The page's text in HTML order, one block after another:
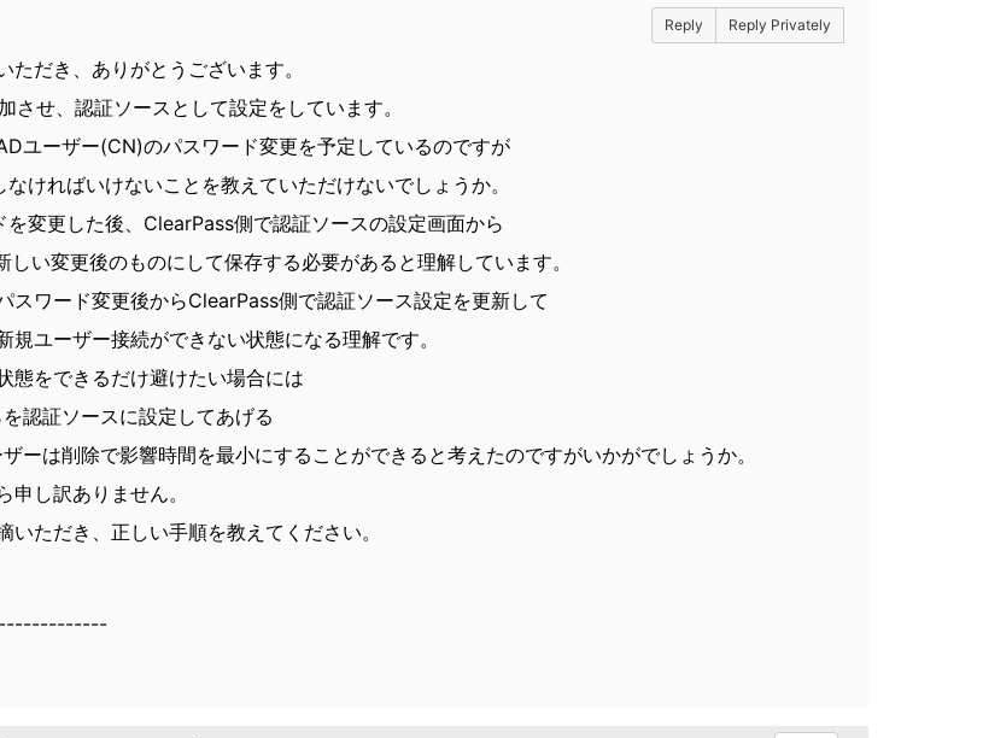
Reply Reply Privately
だき、ありがとうございます。
させ、認証ソースとして設定をしています。
ユーザー(CN)のパスワード変更を予定しているのですが
ければいけないことを教えていただけないでしょうか。
変更した後、ClearPass側で認証ソースの設定画面から
い変更後のものにして保存する必要があると理解しています。
スワード変更後からClearPass側で認証ソース設定を更新して
規ユーザー接続ができない状態になる理解です。
態をできるだけ避けたい場合には
認証ソースに設定してあげる
ーは削除で影響時間を最小にすることができると考えたのですがいかがでしょうか。
し訳ありません。
ただき、正しい手順を教えてください。